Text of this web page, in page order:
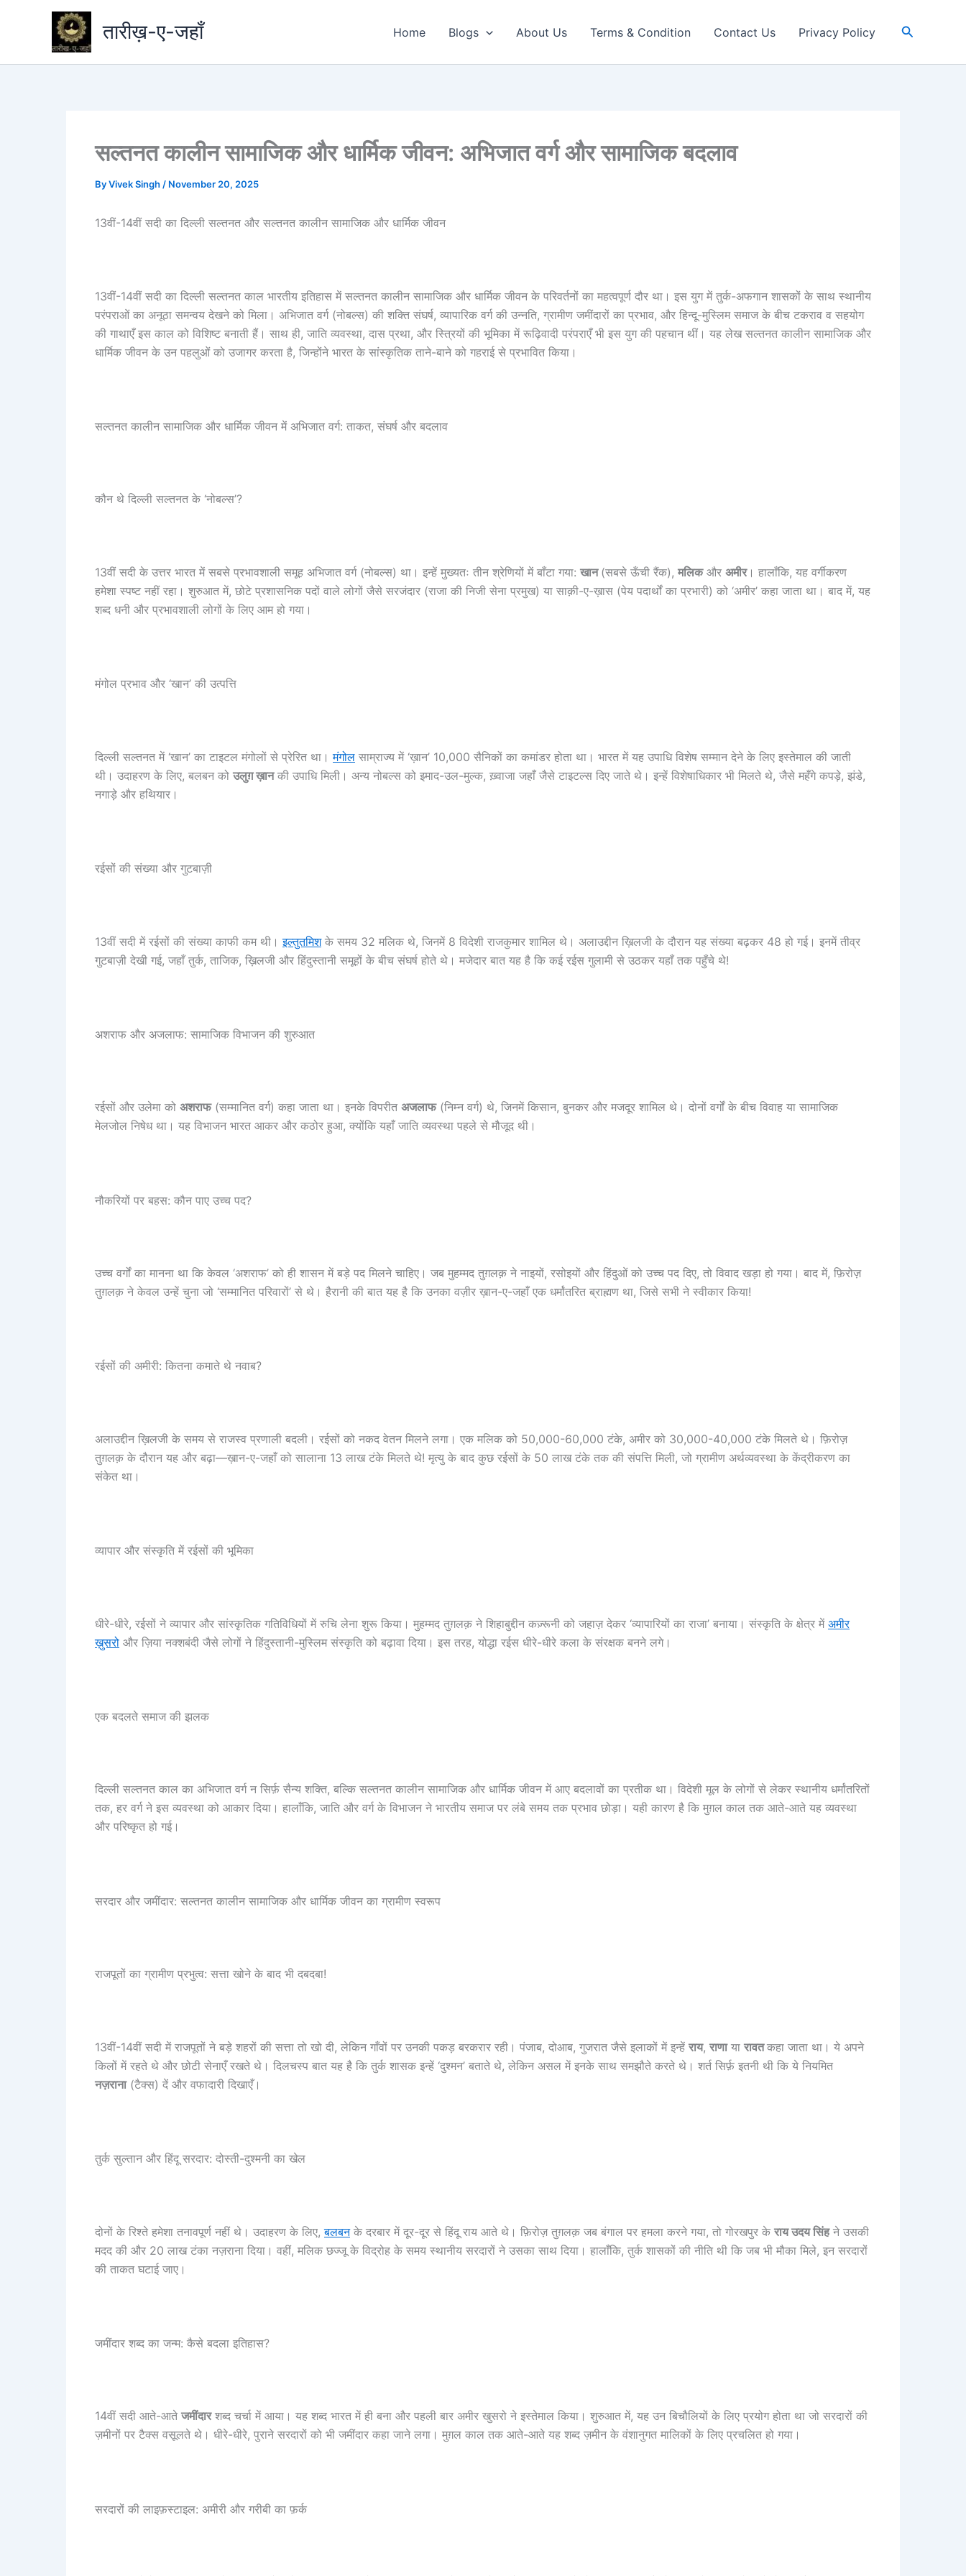
तारीख़-ए-जहाँ Home Blogs About Us Terms & Condition Contact Us Privacy Policy Search
सल्तनत कालीन सामाजिक और धार्मिक जीवन: अभिजात वर्ग और सामाजिक बदलाव
ByVivek Singh / November 20, 2025
13वीं-14वीं सदी का दिल्ली सल्तनत और सल्तनत कालीन सामाजिक और धार्मिक जीवन
13वीं-14वीं सदी का दिल्ली सल्तनत काल भारतीय इतिहास में सल्तनत कालीन सामाजिक और धार्मिक जीवन के परिवर्तनों का महत्वपूर्ण दौर था। इस युग में तुर्क-अफगान शासकों के साथ स्थानीय
परंपराओं का अनूठा समन्वय देखने को मिला। अभिजात वर्ग (नोबल्स) की शक्ति संघर्ष, व्यापारिक वर्ग की उन्नति, ग्रामीण जमींदारों का प्रभाव, और हिन्दू-मुस्लिम समाज के बीच टकराव व सहयोग
की गाथाएँ इस काल को विशिष्ट बनाती हैं। साथ ही, जाति व्यवस्था, दास प्रथा, और स्त्रियों की भूमिका में रूढ़िवादी परंपराएँ भी इस युग की पहचान थीं। यह लेख सल्तनत कालीन सामाजिक और
धार्मिक जीवन के उन पहलुओं को उजागर करता है, जिन्होंने भारत के सांस्कृतिक ताने-बाने को गहराई से प्रभावित किया।
सल्तनत कालीन सामाजिक और धार्मिक जीवन में अभिजात वर्ग: ताकत, संघर्ष और बदलाव
कौन थे दिल्ली सल्तनत के ‘नोबल्स’?
13वीं सदी के उत्तर भारत में सबसे प्रभावशाली समूह अभिजात वर्ग (नोबल्स) था। इन्हें मुख्यतः तीन श्रेणियों में बाँटा गया: खान (सबसे ऊँची रैंक), मलिकऔर अमीर। हालाँकि, यह वर्गीकरण
हमेशा स्पष्ट नहीं रहा। शुरुआत में, छोटे प्रशासनिक पदों वाले लोगों जैसे सरजंदार (राजा की निजी सेना प्रमुख) या साक़ी-ए-ख़ास (पेय पदार्थों का प्रभारी) को ‘अमीर’ कहा जाता था। बाद में, यह
शब्द धनी और प्रभावशाली लोगों के लिए आम हो गया।
मंगोल प्रभाव और ‘खान’ की उत्पत्ति
दिल्ली सल्तनत में ‘खान’ का टाइटल मंगोलों से प्रेरित था।मंगोल साम्राज्य में ‘ख़ान’ 10,000 सैनिकों का कमांडर होता था। भारत में यह उपाधि विशेष सम्मान देने के लिए इस्तेमाल की जाती
थी। उदाहरण के लिए, बलबन को उलुग़ ख़ानकी उपाधि मिली। अन्य नोबल्स को इमाद-उल-मुल्क, ख़्वाजा जहाँ जैसे टाइटल्स दिए जाते थे। इन्हें विशेषाधिकार भी मिलते थे, जैसे महँगे कपड़े, झंडे,
नगाड़े और हथियार।
रईसों की संख्या और गुटबाज़ी
13वीं सदी में रईसों की संख्या काफी कम थी।इल्तुतमिशके समय 32 मलिक थे, जिनमें 8 विदेशी राजकुमार शामिल थे। अलाउद्दीन ख़िलजी के दौरान यह संख्या बढ़कर 48 हो गई। इनमें तीव्र
गुटबाज़ी देखी गई, जहाँ तुर्क, ताजिक, ख़िलजी और हिंदुस्तानी समूहों के बीच संघर्ष होते थे। मजेदार बात यह है कि कई रईस गुलामी से उठकर यहाँ तक पहुँचे थे!
अशराफ और अजलाफ: सामाजिक विभाजन की शुरुआत
रईसों और उलेमा को अशराफ(सम्मानित वर्ग) कहा जाता था। इनके विपरीत अजलाफ(निम्न वर्ग) थे, जिनमें किसान, बुनकर और मजदूर शामिल थे। दोनों वर्गों के बीच विवाह या सामाजिक
मेलजोल निषेध था। यह विभाजन भारत आकर और कठोर हुआ, क्योंकि यहाँ जाति व्यवस्था पहले से मौजूद थी।
नौकरियों पर बहस: कौन पाए उच्च पद?
उच्च वर्गों का मानना था कि केवल ‘अशराफ’ को ही शासन में बड़े पद मिलने चाहिए। जब मुहम्मद तुग़लक़ ने नाइयों, रसोइयों और हिंदुओं को उच्च पद दिए, तो विवाद खड़ा हो गया। बाद में, फ़िरोज़
तुग़लक़ ने केवल उन्हें चुना जो ‘सम्मानित परिवारों’ से थे। हैरानी की बात यह है कि उनका वज़ीर ख़ान-ए-जहाँ एक धर्मांतरित ब्राह्मण था, जिसे सभी ने स्वीकार किया!
रईसों की अमीरी: कितना कमाते थे नवाब?
अलाउद्दीन ख़िलजी के समय से राजस्व प्रणाली बदली। रईसों को नकद वेतन मिलने लगा। एक मलिक को 50,000-60,000 टंके, अमीर को 30,000-40,000 टंके मिलते थे। फ़िरोज़
तुग़लक़ के दौरान यह और बढ़ा—ख़ान-ए-जहाँ को सालाना 13 लाख टंके मिलते थे! मृत्यु के बाद कुछ रईसों के 50 लाख टंके तक की संपत्ति मिली, जो ग्रामीण अर्थव्यवस्था के केंद्रीकरण का
संकेत था।
व्यापार और संस्कृति में रईसों की भूमिका
धीरे-धीरे, रईसों ने व्यापार और सांस्कृतिक गतिविधियों में रुचि लेना शुरू किया। मुहम्मद तुग़लक़ ने शिहाबुद्दीन कज़्रूनी को जहाज़ देकर ‘व्यापारियों का राजा’ बनाया। संस्कृति के क्षेत्र में अमीर
ख़ुसरो और ज़िया नक्शबंदी जैसे लोगों ने हिंदुस्तानी-मुस्लिम संस्कृति को बढ़ावा दिया। इस तरह, योद्धा रईस धीरे-धीरे कला के संरक्षक बनने लगे।
एक बदलते समाज की झलक
दिल्ली सल्तनत काल का अभिजात वर्ग न सिर्फ़ सैन्य शक्ति, बल्कि सल्तनत कालीन सामाजिक और धार्मिक जीवन में आए बदलावों का प्रतीक था। विदेशी मूल के लोगों से लेकर स्थानीय धर्मांतरितों
तक, हर वर्ग ने इस व्यवस्था को आकार दिया। हालाँकि, जाति और वर्ग के विभाजन ने भारतीय समाज पर लंबे समय तक प्रभाव छोड़ा। यही कारण है कि मुग़ल काल तक आते-आते यह व्यवस्था
और परिष्कृत हो गई।
सरदार और जमींदार: सल्तनत कालीन सामाजिक और धार्मिक जीवन का ग्रामीण स्वरूप
राजपूतों का ग्रामीण प्रभुत्व: सत्ता खोने के बाद भी दबदबा!
13वीं-14वीं सदी में राजपूतों ने बड़े शहरों की सत्ता तो खो दी, लेकिन गाँवों पर उनकी पकड़ बरकरार रही। पंजाब, दोआब, गुजरात जैसे इलाकों में इन्हें राय, राणाया रावतकहा जाता था। ये अपने
किलों में रहते थे और छोटी सेनाएँ रखते थे। दिलचस्प बात यह है कि तुर्क शासक इन्हें ‘दुश्मन’ बताते थे, लेकिन असल में इनके साथ समझौते करते थे। शर्त सिर्फ़ इतनी थी कि ये नियमित
नज़राना(टैक्स) दें और वफादारी दिखाएँ।
तुर्क सुल्तान और हिंदू सरदार: दोस्ती-दुश्मनी का खेल
दोनों के रिश्ते हमेशा तनावपूर्ण नहीं थे। उदाहरण के लिए,बलबनके दरबार में दूर-दूर से हिंदू राय आते थे। फ़िरोज़ तुग़लक़ जब बंगाल पर हमला करने गया, तो गोरखपुर के राय उदय सिंहने उसकी
मदद की और 20 लाख टंका नज़राना दिया। वहीं, मलिक छज्जू के विद्रोह के समय स्थानीय सरदारों ने उसका साथ दिया। हालाँकि, तुर्क शासकों की नीति थी कि जब भी मौका मिले, इन सरदारों
की ताकत घटाई जाए।
जमींदार शब्द का जन्म: कैसे बदला इतिहास?
14वीं सदी आते-आते जमींदारशब्द चर्चा में आया। यह शब्द भारत में ही बना और पहली बार अमीर खुसरो ने इस्तेमाल किया। शुरुआत में, यह उन बिचौलियों के लिए प्रयोग होता था जो सरदारों की
ज़मीनों पर टैक्स वसूलते थे। धीरे-धीरे, पुराने सरदारों को भी जमींदार कहा जाने लगा। मुग़ल काल तक आते-आते यह शब्द ज़मीन के वंशानुगत मालिकों के लिए प्रचलित हो गया।
सरदारों की लाइफ़स्टाइल: अमीरी और गरीबी का फ़र्क